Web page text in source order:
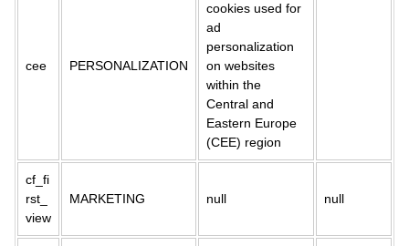
cee PERSONALIZATION
cookies used for
ad
personalization
on websites
within the
Central and
Eastern Europe
(CEE) region
cf_fi
rst_
view
MARKETING null null